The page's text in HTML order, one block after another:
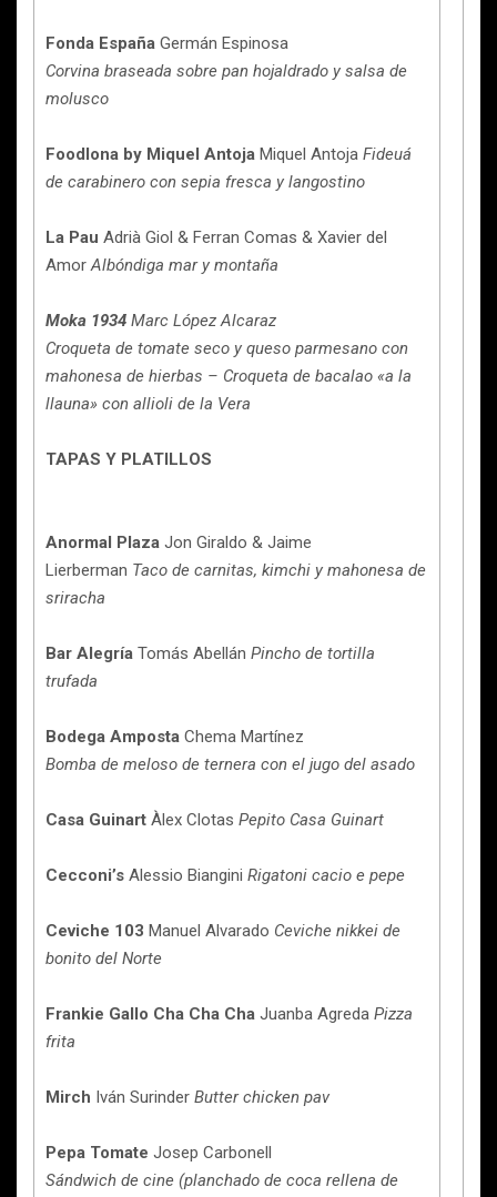
Fonda España Germán Espinosa
Corvina braseada sobre pan hojaldrado y salsa de
molusco
Foodlona by Miquel Antoja Miquel Antoja Fideuá
de carabinero con sepia fresca y langostino
La Pau Adrià Giol & Ferran Comas & Xavier del
AmorAlbóndiga mar y montaña
Moka 1934 Marc López Alcaraz
Croqueta de tomate seco y queso parmesano con
mahonesa de hierbas – Croqueta de bacalao «a la
llauna» con allioli de la Vera
TAPAS Y PLATILLOS
Anormal Plaza Jon Giraldo & Jaime
Lierberman Taco de carnitas, kimchi y mahonesa de
sriracha
Bar Alegría Tomás Abellán Pincho de tortilla
trufada
Bodega Amposta Chema Martínez
Bomba de meloso de ternera con el jugo del asado
Casa Guinart Àlex Clotas Pepito Casa Guinart
Cecconi’s Alessio Biangini Rigatoni cacio e pepe
Ceviche 103 Manuel Alvarado Ceviche nikkei de
bonito del Norte
Frankie Gallo Cha Cha Cha Juanba Agreda Pizza
frita
Mirch Iván Surinder Butter chicken pav
Pepa Tomate Josep Carbonell
Sándwich de cine (planchado de coca rellena de